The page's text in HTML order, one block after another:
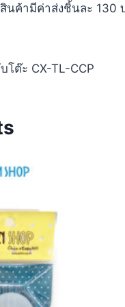
นค้ามีค่าส่งชิ้นละ 130
โต๊ะ CX-TL-CCP